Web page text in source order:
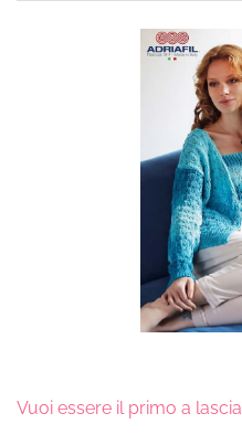
Vuoi essere il primo a